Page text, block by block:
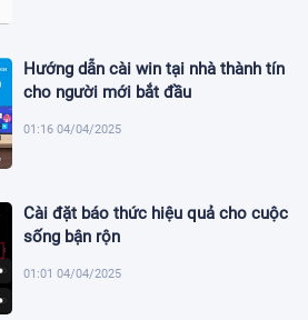
Hướng dẫn cài win tại nhà thành tín
cho người mới bắt đầu
01:16 04/04/2025
Cài đặt báo thức hiệu quả cho cuộc
sống bận rộn
01:01 04/04/2025